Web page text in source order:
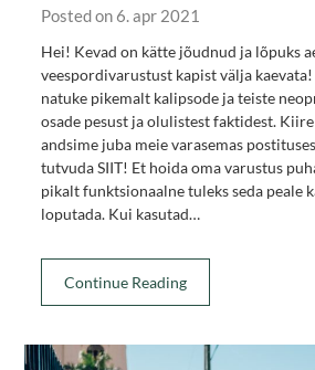
Posted on 6. apr 2021
Hei! Kevad on kätte jõudnud ja lõpuks
veespordivarustust kapist välja kaevata!
natuke pikemalt kalipsode ja teiste
osade pesust ja olulistest faktidest.
andsime juba meie varasemas
tutvuda SIIT! Et hoida oma varustus
pikalt funktsionaalne tuleks seda peale
loputada. Kui kasutad…
Continue Reading